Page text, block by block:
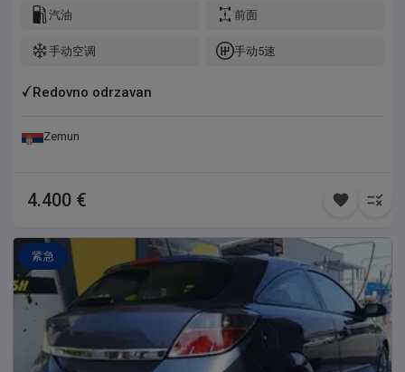
汽油 前面
手动空调 手动5速
Redovno odrzavan
Zemun
4.400 €
紧急